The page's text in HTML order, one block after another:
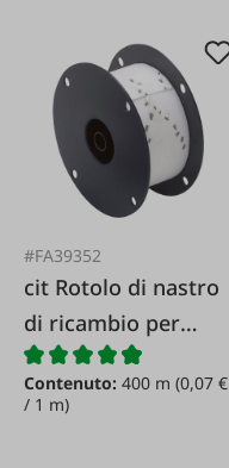
#FA39352
cit Rotolo di nastro
di ricambio per
l'acchiappa-mosche
FlyMaster
Contenuto: 400 m (0,07 €
/ 1 m)